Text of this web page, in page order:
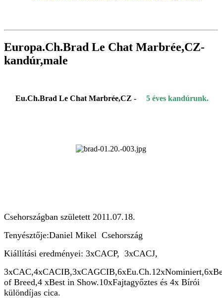
Europa.Ch.Brad Le Chat Marbrée,CZ-
kandúr,male
Eu.Ch.Brad Le Chat Marbrée,CZ - 5 éves kandúrunk.
Csehországban született 2011.07.18.
Tenyésztője:Daniel Mikel Csehország
Kiállítási eredményei: 3xCACP, 3xCACJ,
of Breed,4 xBest in Show.10xFajtagyőztes és 4x Bírói
különdíjas cica.